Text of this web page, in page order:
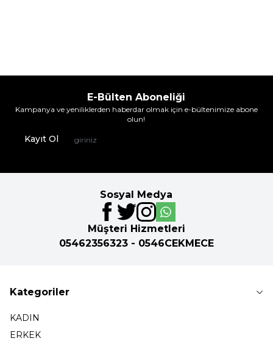
E-Bülten Aboneliği
Kampanya ve yeniliklerden haberdar olmak için e-bültenimize abone
olun!
Kayıt Ol
Sosyal Medya
Müşteri Hizmetleri
05462356323 - 0546CEKMECE
Kategoriler
KADIN
ERKEK